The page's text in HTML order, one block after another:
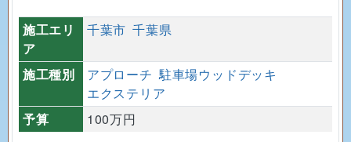
施工エリ
ア
千葉市 千葉県
施工種別 アプローチ 駐車場ウッドデッキ
エクステリア
予算
100万円